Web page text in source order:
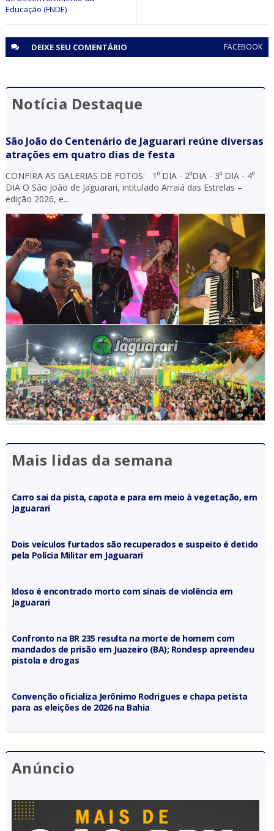
Educação (FNDE)
DEIXE SEU COMENTÁRIO FACEBOOK
Notícia Destaque
São João do Centenário de Jaguarari reúne diversas
atrações em quatro dias de festa
CONFIRA AS GALERIAS DE FOTOS: 1⁰ DIA - 2⁰DIA - 3⁰ DIA - 4⁰
DIA O São João de Jaguarari, intitulado Arraiá das Estrelas –
edição 2026, e...
Mais lidas da semana
Carro sai da pista, capota e para em meio à vegetação, em
Jaguarari
Dois veículos furtados são recuperados e suspeito é detido
pela Polícia Militar em Jaguarari
Idoso é encontrado morto com sinais de violência em
Jaguarari
Confronto na BR 235 resulta na morte de homem com
mandados de prisão em Juazeiro (BA); Rondesp apreendeu
pistola e drogas
Convenção oficializa Jerônimo Rodrigues e chapa petista
para as eleições de 2026 na Bahia
Anúncio